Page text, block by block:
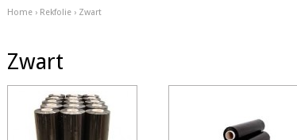
Home› Rekfolie› Zwart
Zwart